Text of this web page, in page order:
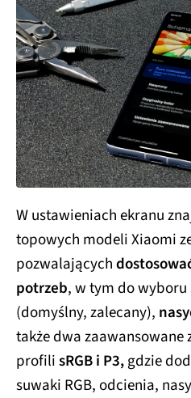
W ustawieniach ekranu
topowych modeli Xiaomi
pozwalających
potrzeb, w tym do
(domyślny, zalecany),
także dwa
profilisRGB i P3,gdzie
suwaki RGB, odcienia,